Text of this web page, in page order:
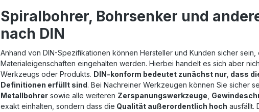
Spiralbohrer, Bohrsenker und
nach DIN
Anhand von DIN-Spezifikationen können Hersteller und Kunden sicher
Materialeigenschaften eingehalten werden. Hierbei handelt es sich aber
Werkzeugs oder Produkts. DIN-konform bedeutet zunächst nur, dass
Definitionen erfüllt sind. Bei Nachreiner Werkzeugen können Sie sicher
Metallbohrer sowie alle weiteren Zerspanungswerkzeuge
exakt einhalten, sondern dass die Qualität außerordentlich hoch ausfällt.